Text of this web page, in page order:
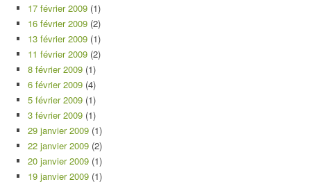
17 février 2009 (1)
16 février 2009 (2)
13 février 2009 (1)
11 février 2009 (2)
8 février 2009 (1)
6 février 2009 (4)
5 février 2009 (1)
3 février 2009 (1)
29 janvier 2009 (1)
22 janvier 2009 (2)
20 janvier 2009 (1)
19 janvier 2009 (1)